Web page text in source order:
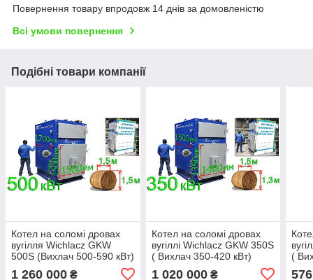
Повернення товару впродовж 14 днів за домовленістю
Всі умови повернення
Подібні товари компанії
Котел на соломі дровах
вугілля Wichlacz GKW
500S (Вихлач 500-590 кВт)
1 260 000 ₴
Котел на соломі дровах
вугіллі Wichlacz GKW 350S
( Вихлач 350-420 кВт)
1 020 000₴
(